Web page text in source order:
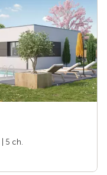
| 5 ch.